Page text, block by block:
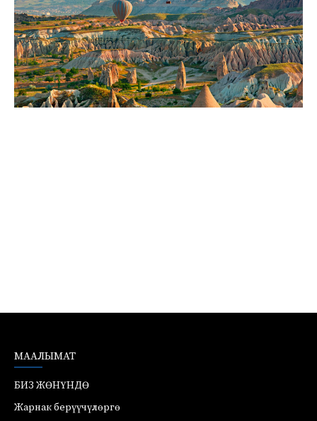
МААЛЫМАТ
БИЗ ЖӨНҮНДӨ
Жарнак берүүчүлөргө